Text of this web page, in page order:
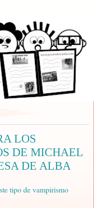
LOS
DE MICHAEL
DE ALBA
tipo de vampirismo